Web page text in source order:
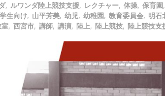
, ルワンダ陸上競技支援, レクチャー, 体操, 保育園,
生向け, 山平芳美, 幼児, 幼稚園, 教育委員会, 明石
, 西宮市, 講師, 講演, 陸上, 陸上競技, 陸上競技支